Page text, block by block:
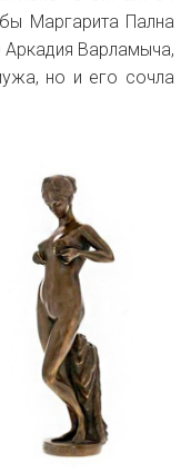
Маргарита Пална
Аркадия Варламыча,
но и его сочла